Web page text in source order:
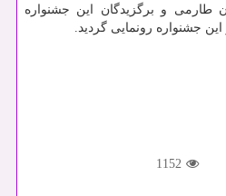
طارمی و برگزیدگان این جشنواره
این جشنواره رونمایی گردید.
1152